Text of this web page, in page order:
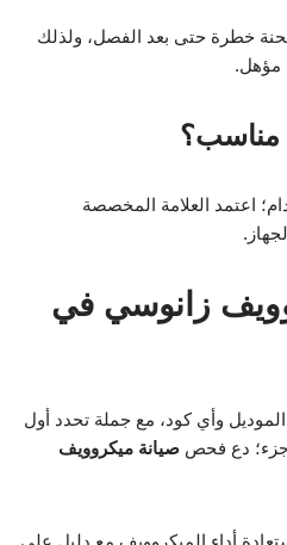
خطرة حتى بعد الفصل، ولذلك
مؤهل.
مناسب؟
اعتمد العلامة المخصصة
زانوسي في
وأي كود، مع جملة تحدد أول
جزء؛ دع فحص صيانة ميكروويف